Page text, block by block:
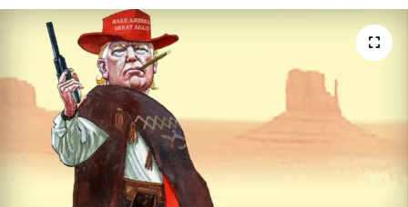
Tarih
İletişim
Künye